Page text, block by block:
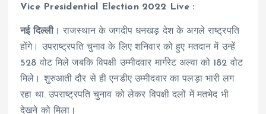
Vice Presidential Election 2022 Live :
नई दिल्ली। राजस्थान के जगदीप धनखड़ देश के अगले राष्ट्रपति
होंगे। उपराष्ट्रपति चुनाव के लिए शनिवार को हुए मतदान में उन्हें
528 वोट मिले जबकि विपक्षी उम्मीदवार मार्गरेट अल्वा को 182 वोट
मिले। शुरुआती दौर से ही एनडीए उम्मीदवार का पलड़ा भारी लग
रहा था. उपराष्ट्रपति चुनाव को लेकर विपक्षी दलों में मतभेद भी
देखने को मिला।